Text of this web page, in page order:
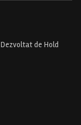
de Hold